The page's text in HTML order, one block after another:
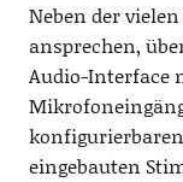
Neben der
ansprechen,
Audio-Interface
eingebauten